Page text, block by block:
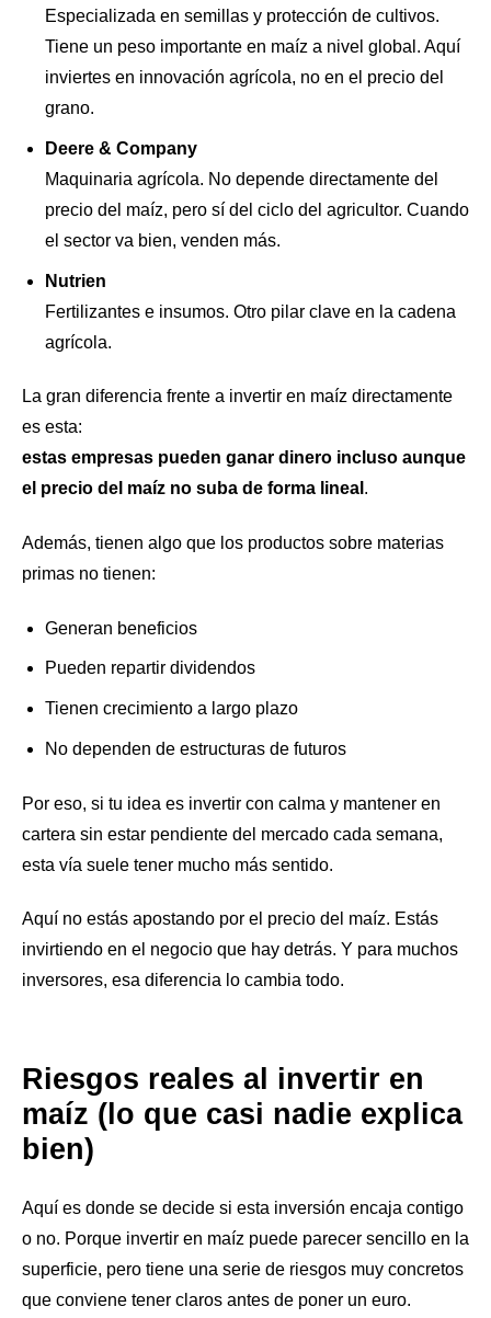
Especializada en semillas y protección de cultivos.
Tiene un peso importante en maíz a nivel global. Aquí
inviertes en innovación agrícola, no en el precio del
grano.
Deere & Company
Maquinaria agrícola. No depende directamente del
precio del maíz, pero sí del ciclo del agricultor. Cuando
el sector va bien, venden más.
Nutrien
Fertilizantes e insumos. Otro pilar clave en la cadena
agrícola.
La gran diferencia frente a invertir en maíz directamente
es esta:
estas empresas pueden ganar dinero incluso aunque
el precio del maíz no suba de forma lineal .
Además, tienen algo que los productos sobre materias
primas no tienen:
Generan beneficios
Pueden repartir dividendos
Tienen crecimiento a largo plazo
No dependen de estructuras de futuros
Por eso, si tu idea es invertir con calma y mantener en
cartera sin estar pendiente del mercado cada semana,
esta vía suele tener mucho más sentido.
Aquí no estás apostando por el precio del maíz. Estás
invirtiendo en el negocio que hay detrás. Y para muchos
inversores, esa diferencia lo cambia todo.
Riesgos reales al invertir en
maíz (lo que casi nadie explica
bien)
Aquí es donde se decide si esta inversión encaja contigo
o no. Porque invertir en maíz puede parecer sencillo en la
superficie, pero tiene una serie de riesgos muy concretos
que conviene tener claros antes de poner un euro.